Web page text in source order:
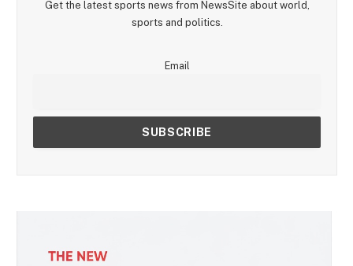
Get the latest sports news from NewsSite about world,
sports and politics.
Email